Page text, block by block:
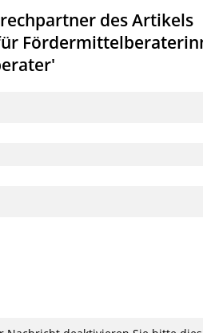
des Artikels